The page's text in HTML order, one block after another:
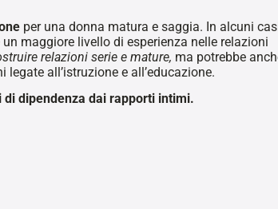
per una donna matura e saggia. In alcuni
maggiore livello di esperienza nelle relazioni
relazioni serie e mature, ma potrebbe
all’istruzione e all’educazione.
dipendenza dai rapporti intimi.